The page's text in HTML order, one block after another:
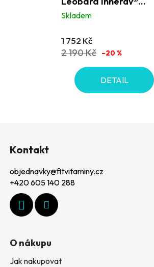
fialové
Skladem
1 752 Kč
2 190 Kč –20 %
DETAIL
Kontakt
objednavky@fitvitaminy.cz
+420 605 140 288
O nákupu
Jak nakupovat